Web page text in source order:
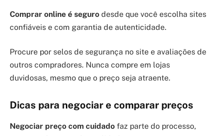
Comprar online é seguro desde que você escolha sites
confiáveis e com garantia de autenticidade.
Procure por selos de segurança no site e avaliações de
outros compradores. Nunca compre em lojas
duvidosas, mesmo que o preço seja atraente.
Dicas para negociar e comparar preços
Negociar preço com cuidado faz parte do processo,